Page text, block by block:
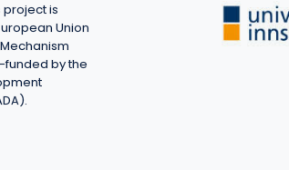
project is
Union
funded by the